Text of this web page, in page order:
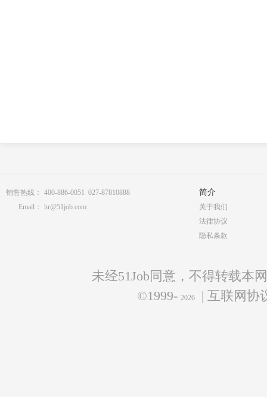
销售热线：
400-886-0051 027-87810888
Email：
hr@51job.com
简介
关于我们
法律协议
隐私条款
未经51Job同意，不得转载本
©1999- 2026 | 互联网协